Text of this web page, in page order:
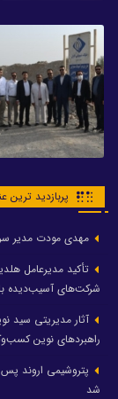
پربازدید ترین
مهدی مودت مدیر
تأکید مدیرعامل
شرکت‌های آسیب‌دیده
آثار مدیریتی سید
راهبردهای نوین
شد